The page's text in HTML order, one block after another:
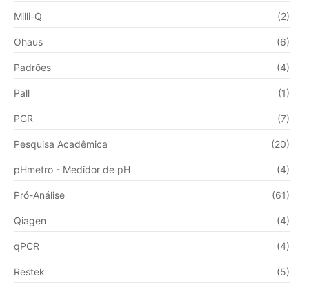
Milli-Q (2)
Ohaus (6)
Padrões (4)
Pall (1)
PCR (7)
Pesquisa Acadêmica (20)
pHmetro - Medidor de pH (4)
Pró-Análise (61)
Qiagen (4)
qPCR (4)
Restek (5)